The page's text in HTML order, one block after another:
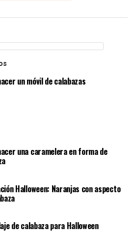
un móvil de calabazas
una caramelera en forma de
Halloween: Naranjas con aspecto
de calabaza para Halloween